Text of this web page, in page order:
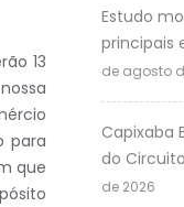
13
para
que
Estudo
principais
de agosto
Capixaba
do
de 2026